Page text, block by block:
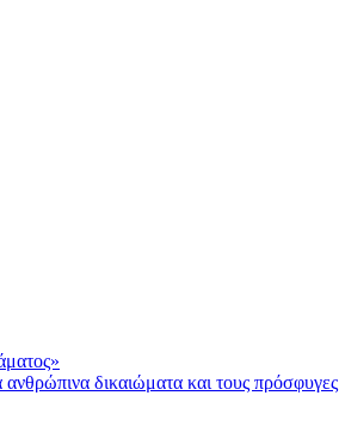
ανθρώπινα δικαιώματα και τους πρόσφυγες